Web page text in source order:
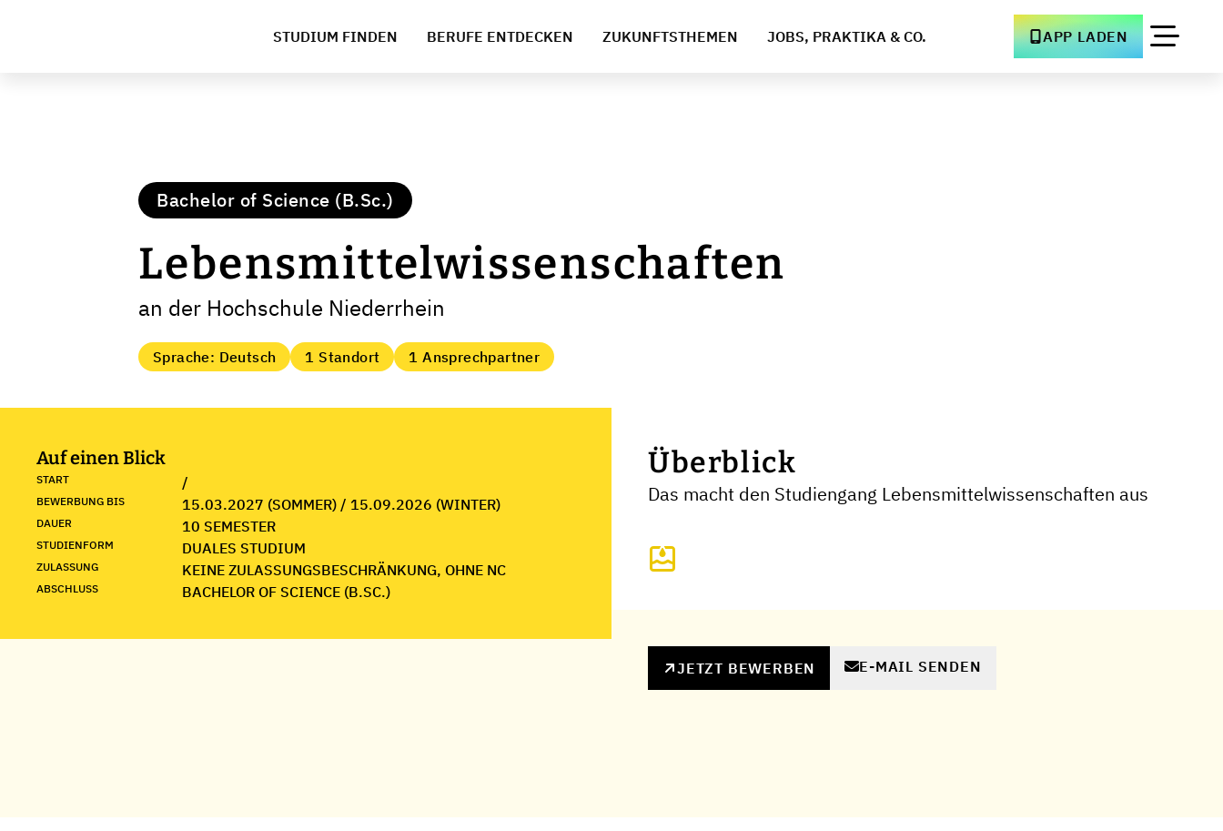
STUDIUM FINDEN BERUFE ENTDECKEN ZUKUNFTSTHEMEN JOBS, PRAKTIKA & CO. APP LADEN
Bachelor of Science (B.Sc.)
Lebensmittelwissenschaften
an der Hochschule Niederrhein
Sprache: Deutsch 1 Standort 1 Ansprechpartner
Auf einen Blick
START /
BEWERBUNG BIS 15.03.2027 (SOMMER) / 15.09.2026 (WINTER)
DAUER 10 SEMESTER
STUDIENFORM DUALES STUDIUM
ZULASSUNG KEINE ZULASSUNGSBESCHRÄNKUNG, OHNE NC
ABSCHLUSS BACHELOR OF SCIENCE (B.SC.)
Überblick
Das macht den Studiengang Lebensmittelwissenschaften aus
JETZT BEWERBEN E-MAIL SENDEN